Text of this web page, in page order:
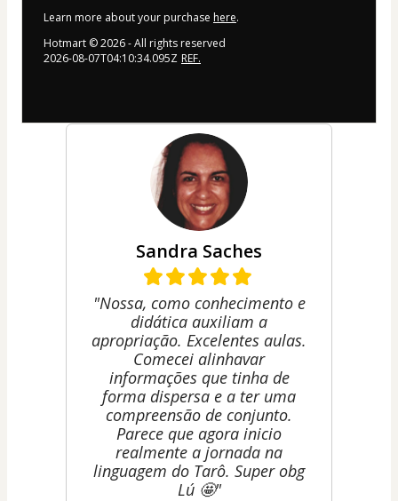
Learn more about your purchase here.
Hotmart ©2026- All rights reserved
2026-08-07T04:10:34.095Z REF.
Sandra Saches
"Nossa, como conhecimento e
didática auxiliam a
apropriação. Excelentes aulas.
Comecei alinhavar
informações que tinha de
forma dispersa e a ter uma
compreensão de conjunto.
Parece que agora inicio
realmente a jornada na
linguagem do Tarô. Super obg
Lú 🤩"